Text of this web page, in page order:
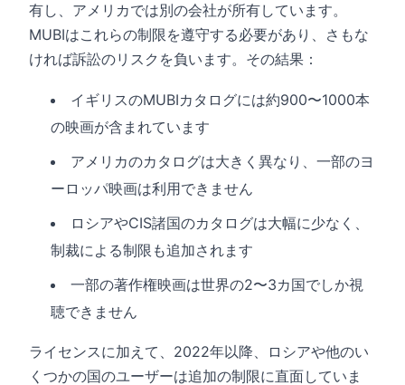
有し、アメリカでは別の会社が所有しています。
MUBIはこれらの制限を遵守する必要があり、さもな
ければ訴訟のリスクを負います。その結果：
イギリスのMUBIカタログには約900〜1000本
の映画が含まれています
アメリカのカタログは大きく異なり、一部のヨ
ーロッパ映画は利用できません
ロシアやCIS諸国のカタログは大幅に少なく、
制裁による制限も追加されます
一部の著作権映画は世界の2〜3カ国でしか視
聴できません
ライセンスに加えて、2022年以降、ロシアや他のい
くつかの国のユーザーは追加の制限に直面していま